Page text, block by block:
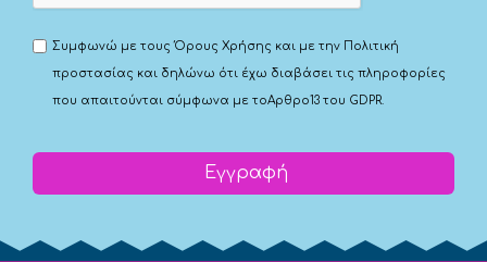
Συμφωνώ με τουςΌρους Χρήσης και με την Πολιτική
προστασίας και δηλώνω ότι έχω διαβάσει τις πληροφορίες
που απαιτούνται σύμφωνα με τοΑρθρο13 του GDPR.
Εγγραφή